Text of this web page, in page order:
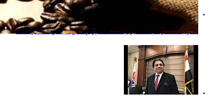
شرب القهوة بعد حبوب الكالسيوم- هل تبطل مفعولها؟